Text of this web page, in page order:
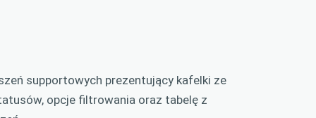
supportowych prezentujący kafelki ze
opcje filtrowania oraz tabelę z